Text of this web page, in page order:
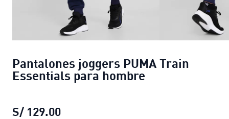
Pantalones joggers PUMA Train
Essentials para hombre
S/ 129.00